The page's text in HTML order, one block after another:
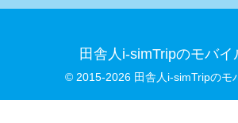
田舎人i-simTripのモバイ
© 2015-2026 田舎人i-simTripのモ